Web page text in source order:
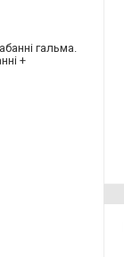
гальма.
+